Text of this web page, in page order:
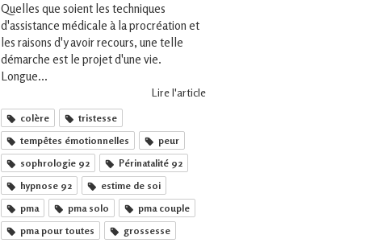
Quelles que soient les techniques
d'assistance médicale à la procréation et
les raisons d'y avoir recours, une telle
démarche est le projet d'une vie.
Longue...
Lire l'article
colère
tristesse
tempêtes émotionnelles
peur
sophrologie 92
Périnatalité 92
hypnose 92
estime de soi
pma
pma solo
pma couple
pma pour toutes
grossesse